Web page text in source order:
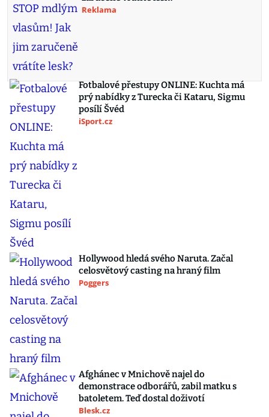
Reklama
Fotbalové přestupy ONLINE: Kuchta má
prý nabídky z Turecka či Kataru, Sigmu
posílí Švéd
iSport.cz
Hollywood hledá svého Naruta. Začal
celosvětový casting na hraný film
Poggers
Afghánec v Mnichově najel do
demonstrace odborářů, zabil matku s
batoletem. Teď dostal doživotí
Blesk.cz